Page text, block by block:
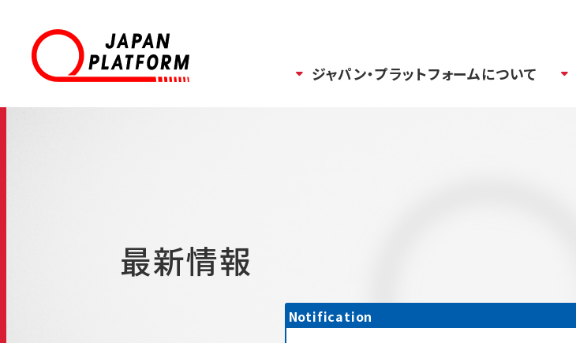
ジャパン・プラットフォームについて
最新情報
Notification